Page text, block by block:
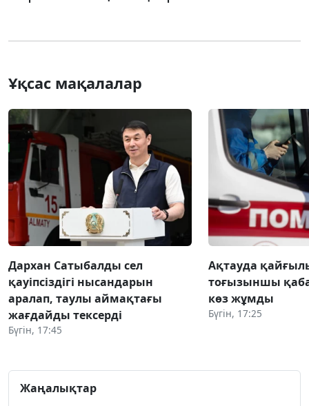
Ұқсас мақалалар
Дархан Сатыбалды сел
қауіпсіздігі нысандарын
аралап, таулы аймақтағы
жағдайды тексерді
Бүгін, 17:45
Ақтауда
тоғызыншы
көз жұмды
Бүгін, 17:25
Жаңалықтар